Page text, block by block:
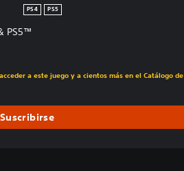
PS4 PS5
PS5™
de US$19.99
a este juego y a cientos más en el Catálogo
Suscribirse